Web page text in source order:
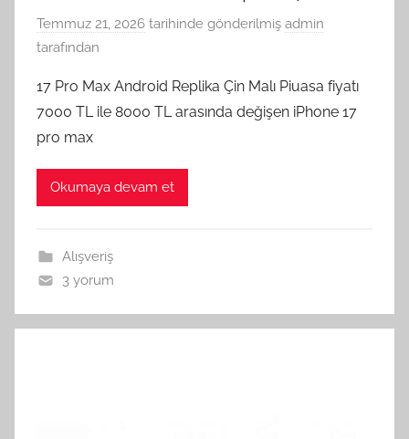
Temmuz 21, 2026 tarihinde gönderilmiş admin
tarafından
17 Pro Max Android Replika Çin Malı Piuasa fiyatı
7000 TL ile 8000 TL arasında değişen iPhone 17
pro max
Okumaya devam et
Alışveriş
3 yorum